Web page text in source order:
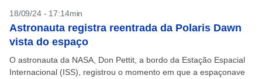
18/09/24 - 17:14min
Astronauta registra reentrada da Polaris Dawn
vista do espaço
O astronauta da NASA, Don Pettit, a bordo da Estação Espacial
Internacional (ISS), registrou o momento em que a espaçonave